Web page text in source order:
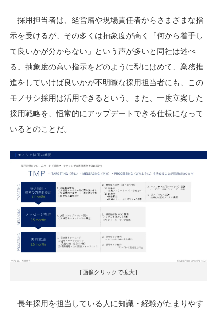
採用担当者は、経営層や現場責任者からさまざまな指
示を受けるが、その多くは抽象度が高く「何から着手し
て良いかが分からない」という声が多いと同社は述べ
る。抽象度の高い指示をどのように型にはめて、業務推
進をしていけば良いかが不明瞭な採用担当者にも、この
モノサシ採用は活用できるという。また、一度立案した
採用戦略を、恒常的にアップデートできる仕様になって
いるとのことだ。
［画像クリックで拡大］
長年採用を担当している人に知識・経験がたまりやす